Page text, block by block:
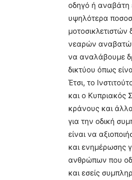
οδηγό ή αναβάτη
υψηλότερα
νεαρών
να αναλάβουμε
δικτύου όπως
Έτσι, το
και ο Κυπριακός
κράνους και
για την οδική
είναι να
και ενημέρωσης
ανθρώπων που
και εσείς